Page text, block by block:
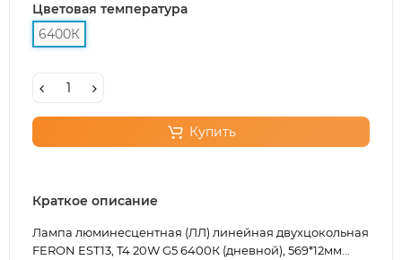
Цветовая температура
6400К
Купить
Краткое описание
Лампа люминесцентная (ЛЛ) линейная двухцокольная
FERON EST13, T4 20W G5 6400К (дневной), 569*12мм...